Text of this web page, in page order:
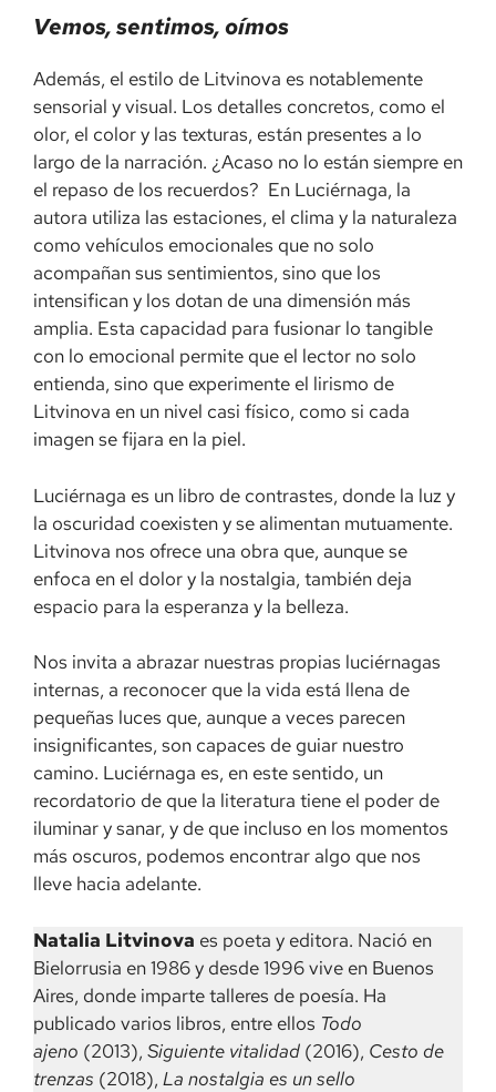
Vemos, sentimos, oímos
Además, el estilo de Litvinova es notablemente
sensorial y visual. Los detalles concretos, como el
olor, el color y las texturas, están presentes a lo
largo de la narración. ¿Acaso no lo están siempre en
el repaso de los recuerdos? En Luciérnaga, la
autora utiliza las estaciones, el clima y la naturaleza
como vehículos emocionales que no solo
acompañan sus sentimientos, sino que los
intensifican y los dotan de una dimensión más
amplia. Esta capacidad para fusionar lo tangible
con lo emocional permite que el lector no solo
entienda, sino que experimente el lirismo de
Litvinova en un nivel casi físico, como si cada
imagen se fijara en la piel.
Luciérnaga es un libro de contrastes, donde la luz y
la oscuridad coexisten y se alimentan mutuamente.
Litvinova nos ofrece una obra que, aunque se
enfoca en el dolor y la nostalgia, también deja
espacio para la esperanza y la belleza.
Nos invita a abrazar nuestras propias luciérnagas
internas, a reconocer que la vida está llena de
pequeñas luces que, aunque a veces parecen
insignificantes, son capaces de guiar nuestro
camino. Luciérnaga es, en este sentido, un
recordatorio de que la literatura tiene el poder de
iluminar y sanar, y de que incluso en los momentos
más oscuros, podemos encontrar algo que nos
lleve hacia adelante.
Natalia Litvinova es poeta y editora. Nació en
Bielorrusia en 1986 y desde 1996 vive en Buenos
Aires, donde imparte talleres de poesía. Ha
publicado varios libros, entre ellos Todo
ajeno (2013), Siguiente vitalidad (2016), Cesto de
trenzas (2018), La nostalgia es un sello